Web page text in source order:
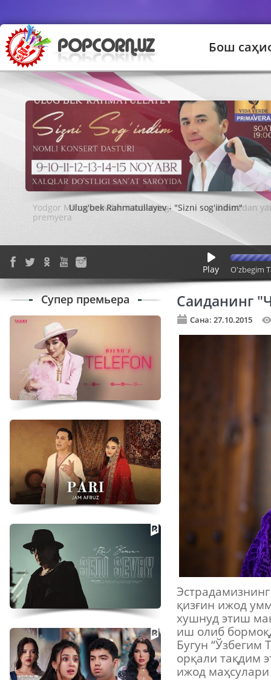
Бош
Ulug'bek Rahmatullayev - "Sizni sog'indim"
Play O'zbegim
Саиданинг
Сана: 27.10.2015
қизғин ижод
хушнуд этиш
иш олиб
Бугун
орқали тақдим
ижод
Супер премьера